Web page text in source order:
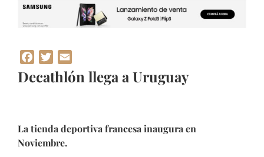
Facebook
Twitter
Decathlón llega a Uruguay
La tienda deportiva francesa inaugura en
Noviembre.